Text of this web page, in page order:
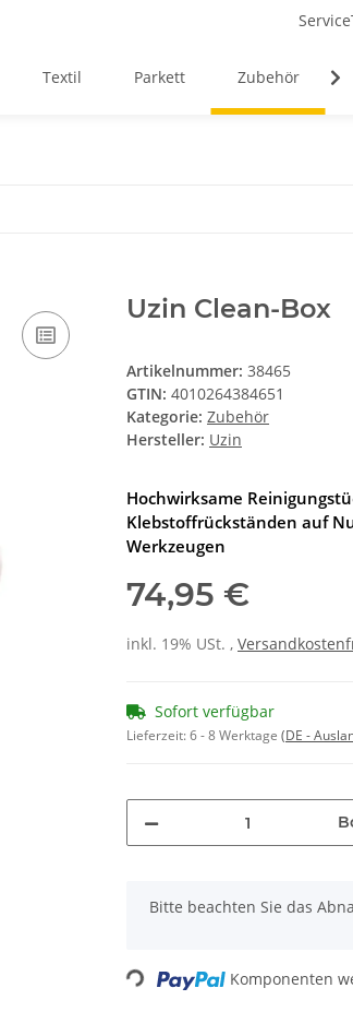
Textil Parkett Zubehör
Uzin Clean-Box
Artikelnummer: 38465
GTIN: 4010264384651
Kategorie: Zubehör
Hersteller: Uzin
Hochwirksame
Klebstoffrückständen auf
Werkzeugen
74,95 €
inkl. 19% USt. ,
Sofort verfügbar
Lieferzeit:6 - 8 Werktage (DE -
x
Bitte beachten Sie das
Loading... Komponenten